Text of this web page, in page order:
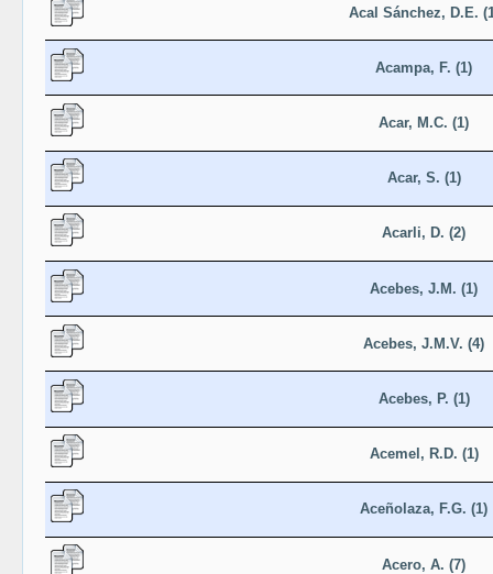
Acal Sánchez, D.E.
Acampa, F. (1)
Acar, M.C. (1)
Acar, S. (1)
Acarli, D. (2)
Acebes, J.M. (1)
Acebes, J.M.V. (4)
Acebes, P. (1)
Acemel, R.D. (1)
Aceñolaza, F.G. (1)
Acero, A. (7)